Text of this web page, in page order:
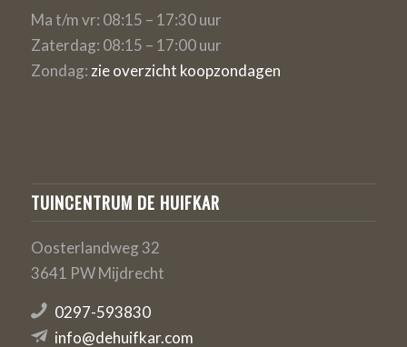
Ma t/m vr: 08:15 – 17:30 uur
Zaterdag: 08:15 – 17:00 uur
Zondag: zie overzicht koopzondagen
TUINCENTRUM DE HUIFKAR
Oosterlandweg 32
3641 PW Mijdrecht
0297-593830
info@dehuifkar.com